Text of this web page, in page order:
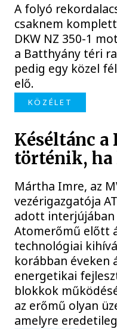
A folyó
csaknem
DKW NZ 350-1
a Batthyány téri
pedig egy közel
elő.
KÖZÉLET
Késéltánc a
történik, ha
Mártha Imre, az
vezérigazgatója
adott interjújában
Atomerőmű előtt
technológiai
korábban éveken
energetikai
blokkok
az erőmű olyan
amelyre